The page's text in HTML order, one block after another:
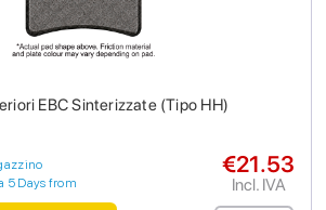
EBC Sinterizzate (Tipo HH)
5 Days from
€21.53
Incl. IVA